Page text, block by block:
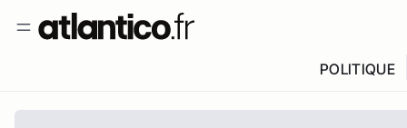
POLITIQUE